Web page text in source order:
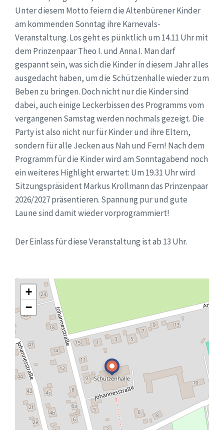
Unter diesem Motto feiern die Altenbürener Kinder
am kommenden Sonntag ihre Karnevals-
Veranstaltung. Los geht es pünktlich um 14.11 Uhr mit
dem Prinzenpaar Theo I. und Anna I. Man darf
gespannt sein, was sich die Kinder in diesem Jahr alles
ausgedacht haben, um die Schützenhalle wieder zum
Beben zu bringen. Doch nicht nur die Kinder sind
dabei, auch einige Leckerbissen des Programms vom
vergangenen Samstag werden nochmals gezeigt. Die
Party ist also nicht nur für Kinder und ihre Eltern,
sondern für alle Jecken aus Nah und Fern! Nach dem
Programm für die Kinder wird am Sonntagabend noch
ein weiteres Highlight erwartet: Um 19.31 Uhr wird
Sitzungspräsident Markus Krollmann das Prinzenpaar
2026/2027 präsentieren. Spannung pur und gute
Laune sind damit wieder vorprogrammiert!
Der Einlass für diese Veranstaltung ist ab 13 Uhr.
+
−